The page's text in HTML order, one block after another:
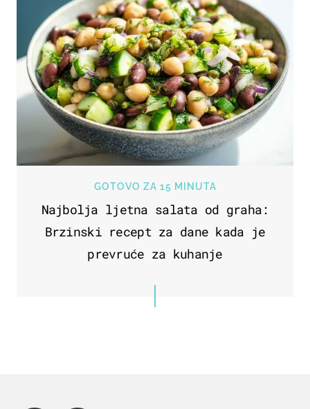
GOTOVO ZA 15 MINUTA
Najbolja ljetna salata od graha:
Brzinski recept za dane kada je
prevruće za kuhanje